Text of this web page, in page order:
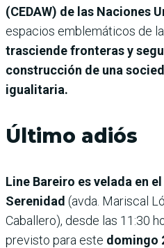
(CEDAW) de las Naciones
espacios emblemáticos de
trasciende fronteras y
construcción de una
igualitaria.
Último adiós
Line Bareiro es velada en
Serenidad (avda. Mariscal
Caballero), desde las 11:30
previsto para este domingo